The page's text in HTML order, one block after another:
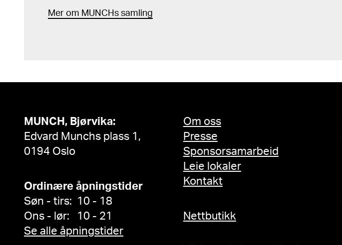
Mer om MUNCHs samling
MUNCH, Bjørvika:
Edvard Munchs plass 1,
0194 Oslo
Ordinære åpningstider
Søn - tirs: 10 - 18
Ons - lør: 10 - 21
Se alle åpningstider
Om oss
Presse
Sponsorsamarbeid
Leie lokaler
Kontakt
Nettbutikk